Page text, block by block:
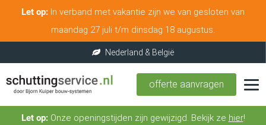
Let op: In verband met vakantie zijn we van gesloten van
maandag 27 juli t/m dinsdag 18 augustus.
offerte aanvragen
Let op:Onze openingstijden zijn gewijzigd. Bekijk ze hier!